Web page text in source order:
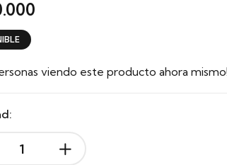
viendo este producto ahora mismo!